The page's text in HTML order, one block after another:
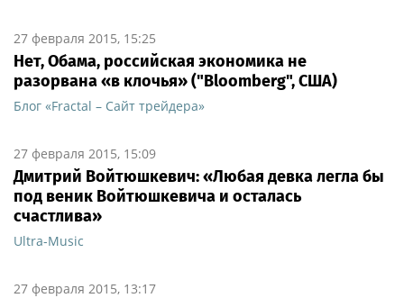
27 февраля 2015, 15:25
Нет, Обама, российская экономика не
разорвана «в клочья» ("Bloomberg", США)
Блог «Fractal – Сайт трейдера»
27 февраля 2015, 15:09
Дмитрий Войтюшкевич: «Любая девка легла бы
под веник Войтюшкевича и осталась
счастлива»
Ultra-Music
27 февраля 2015, 13:17